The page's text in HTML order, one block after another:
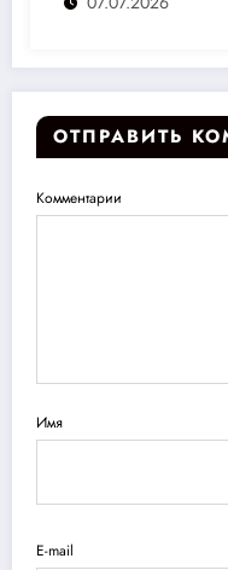
ОТПРАВИТЬ
Комментарии
Имя
E-mail